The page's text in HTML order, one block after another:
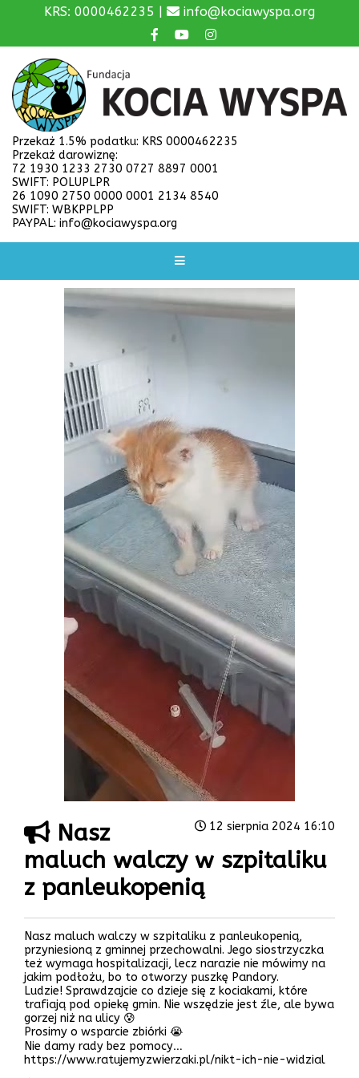
KRS: 0000462235 | info@kociawyspa.org
Przekaż 1.5% podatku: KRS 0000462235
Przekaż darowiznę:
72 1930 1233 2730 0727 8897 0001
SWIFT: POLUPLPR
26 1090 2750 0000 0001 2134 8540
SWIFT: WBKPPLPP
PAYPAL: info@kociawyspa.org
12 sierpnia 2024 16:10
Nasz
maluch walczy w szpitaliku
z panleukopenią
Nasz maluch walczy w szpitaliku z panleukopenią,
przyniesioną z gminnej przechowalni. Jego siostrzyczka
też wymaga hospitalizacji, lecz narazie nie mówimy na
jakim podłożu, bo to otworzy puszkę Pandory.
Ludzie! Sprawdzajcie co dzieje się z kociakami, które
trafiają pod opiekę gmin. Nie wszędzie jest źle, ale bywa
gorzej niż na ulicy 😰
Prosimy o wsparcie zbiórki 😭
Nie damy rady bez pomocy…
https://www.ratujemyzwierzaki.pl/nikt-ich-nie-widzial